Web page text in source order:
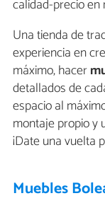
calidad-precio
Una tienda de
experiencia en
máximo, hacer
detallados de
espacio al
montaje propio y
¡Date una vuelta
Muebles